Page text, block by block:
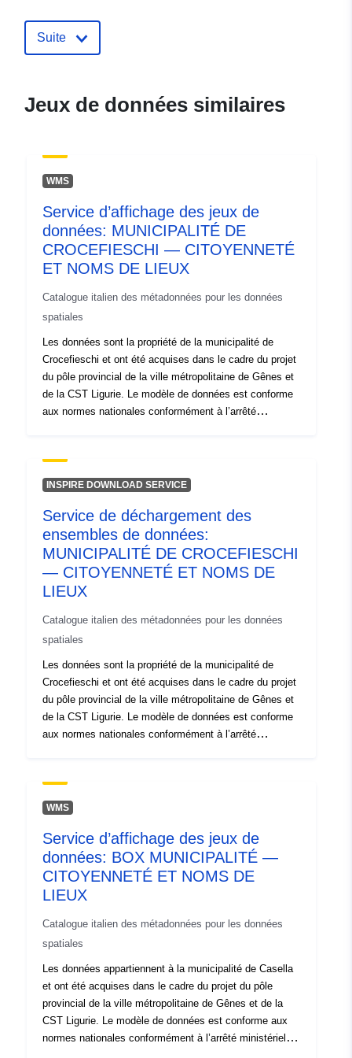
Compte rendu du
Mise à jour sur data.europa.eu:
10 March 2026
spatial:
44.5665067 ], [ 8.9978169,
44.5665067 ], [ 8.9978169,
44.6107953 ] ]
Type:
Provenance:
Identificateurs: https://geoportal.regione.liguria.it/
uriRef:
http://data.europa.eu/88u/dataset/
d-1889
Suite
Jeux de données similaires
WMS
Service d’affichage des jeux de
données: MUNICIPALITÉ DE
CROCEFIESCHI — CITOYENNETÉ
ET NOMS DE LIEUX
Catalogue italien des métadonnées pour les données
spatiales
Les données sont la propriété de la municipalité de
Crocefieschi et ont été acquises dans le cadre du projet
du pôle provincial de la ville métropolitaine de Gênes et
de la CST Ligurie. Le modèle de données est conforme
aux normes nationales conformément à l’arrêté
INSPIRE DOWNLOAD SERVICE
Service de déchargement des
ensembles de données:
MUNICIPALITÉ DE CROCEFIESCHI
— CITOYENNETÉ ET NOMS DE
LIEUX
Catalogue italien des métadonnées pour les données
spatiales
Les données sont la propriété de la municipalité de
Crocefieschi et ont été acquises dans le cadre du projet
du pôle provincial de la ville métropolitaine de Gênes et
de la CST Ligurie. Le modèle de données est conforme
aux normes nationales conformément à l’arrêté
WMS
Service d’affichage des jeux de
données: BOX MUNICIPALITÉ —
CITOYENNETÉ ET NOMS DE
LIEUX
Catalogue italien des métadonnées pour les données
spatiales
Les données appartiennent à la municipalité de Casella
et ont été acquises dans le cadre du projet du pôle
provincial de la ville métropolitaine de Gênes et de la
CST Ligurie. Le modèle de données est conforme aux
normes nationales conformément à l’arrêté ministériel du